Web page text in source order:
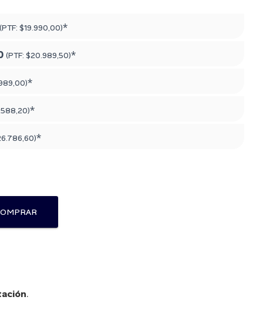
(PTF: $19.990,00)*
(PTF: $20.989,50)*
)*
)*
)*
.